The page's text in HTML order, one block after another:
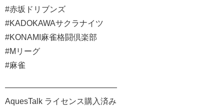
#赤坂ドリブンズ
#KADOKAWAサクラナイツ
#KONAMI麻雀格闘倶楽部
#Mリーグ
#麻雀
――――――――――――――
AquesTalk ライセンス購入済み